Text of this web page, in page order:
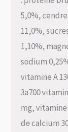
5,0%,
11,0%,
1,10%,
sodium
vitamine A
3a700
mg, vitamine
de calcium